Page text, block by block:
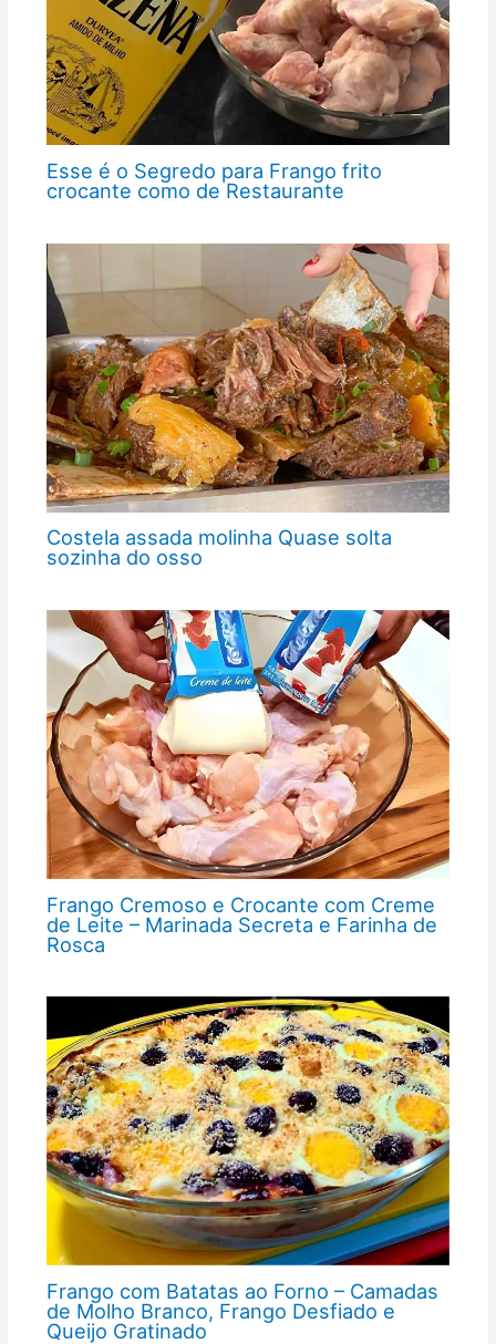
Esse é o Segredo para Frango frito
crocante como de Restaurante
Costela assada molinha Quase solta
sozinha do osso
Frango Cremoso e Crocante com Creme
de Leite – Marinada Secreta e Farinha de
Rosca
Frango com Batatas ao Forno – Camadas
de Molho Branco, Frango Desfiado e
Queijo Gratinado